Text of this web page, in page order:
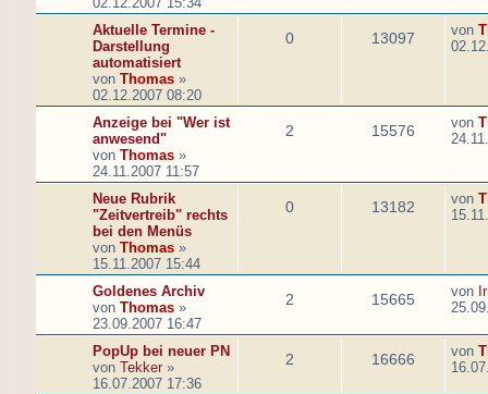
Aktuelle Termine -
Darstellung
automatisiert
von Thomas »
02.12.2007 08:20
0 13097 von
Anzeige bei "Wer ist
anwesend"
von Thomas »
24.11.2007 11:57
2 15576 von
Neue Rubrik
"Zeitvertreib" rechts
bei den Menüs
von Thomas »
15.11.2007 15:44
0 13182 von
Goldenes Archiv
von Thomas »
23.09.2007 16:47
2 15665 von
PopUp bei neuer PN
von Tekker »
16.07.2007 17:36
2 16666 von